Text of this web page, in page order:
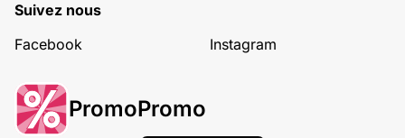
Suivez nous
Facebook
Instagram
PromoPromo